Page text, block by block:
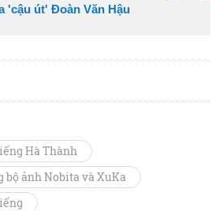
'cậu út' Đoàn Văn Hậu
Hà Thành
bộ ảnh Nobita và XuKa